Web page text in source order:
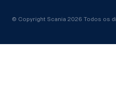
© Copyright Scania 2026 Todos os